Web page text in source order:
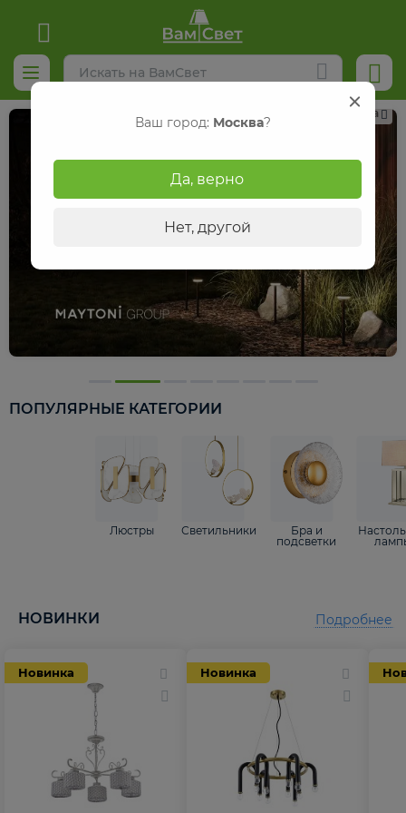
Реклама
ПОПУЛЯРНЫЕ КАТЕГОРИИ
Люстры Светильники
Бра и
подсветки
НОВИНКИ
Новинка Новинка
Подробнее
Ваш город: Москва?
Да, верно
Нет, другой